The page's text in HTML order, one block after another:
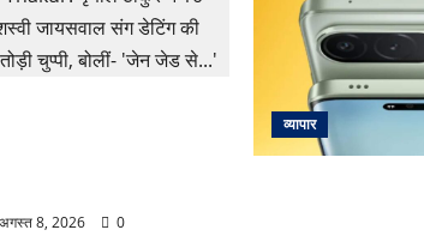
अगस्त 8, 2026 0
व्यापार